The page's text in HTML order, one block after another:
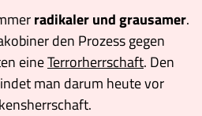
radikaler und grausamer.
den Prozess gegen
eineTerrorherrschaft. Den
man darum heute vor